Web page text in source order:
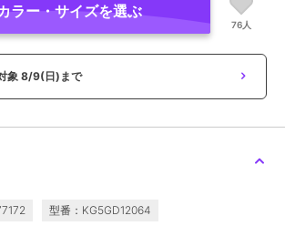
ラー・サイズを選ぶ
76人
象 8/9(日)まで
型番：KG5GD12064